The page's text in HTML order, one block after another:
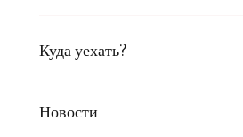
Куда уехать?
Новости